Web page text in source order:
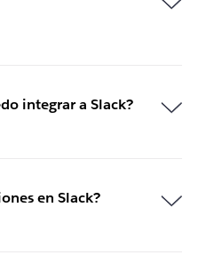
integrar a Slack?
en Slack?